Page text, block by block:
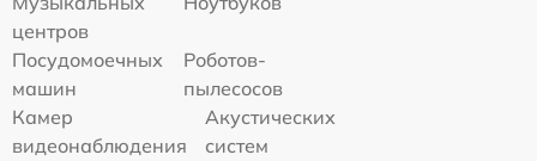
центров
Посудомоечных
машин
Роботов-
пылесосов
Камер
видеонаблюдения
Акустических
систем